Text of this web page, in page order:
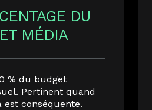
DU
MÉDIA
% du budget
Pertinent quand
est conséquente.